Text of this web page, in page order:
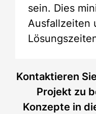
sein. Dies
Ausfallzeiten
Kontaktieren
Projekt zu
Konzepte in